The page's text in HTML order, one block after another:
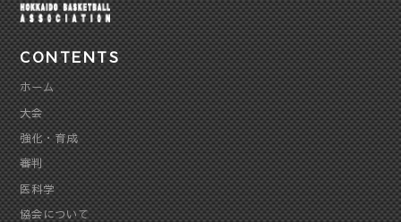
CONTENTS
ホーム
大会
強化・育成
審判
医科学
協会について